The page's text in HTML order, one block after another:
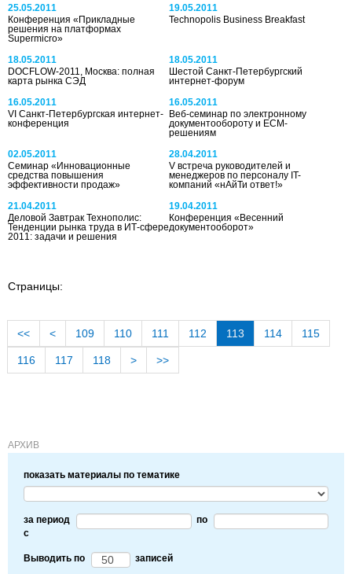
25.05.2011
Конференция «Прикладные
решения на платформах
Supermicro»
19.05.2011
Technopolis Business Breakfast
18.05.2011
DOCFLOW-2011, Москва: полная
карта рынка СЭД
18.05.2011
Шестой Санкт-Петербургский
интернет-форум
16.05.2011
VI Санкт-Петербургская интернет-
конференция
16.05.2011
Веб-семинар по электронному
документообороту и ECM-
решениям
02.05.2011
Семинар «Инновационные
средства повышения
эффективности продаж»
28.04.2011
V встреча руководителей и
менеджеров по персоналу IT-
компаний «нАйТи ответ!»
21.04.2011
Деловой Завтрак Технополис:
Тенденции рынка труда в ИТ-сфере
2011: задачи и решения
19.04.2011
Конференция «Весенний
документооборот»
Страницы:
<< < 109 110 111 112 113 114 115
116 117 118 > >>
АРХИВ
показать материалы по тематике
за период
c
по
Выводить по записей